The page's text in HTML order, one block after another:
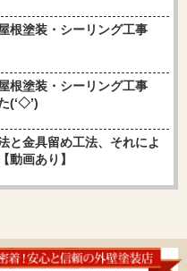
根塗装・シーリング工事
根塗装・シーリング工事
(‘◇’)ゞ
と金具留め工法、それによ
動画あり】